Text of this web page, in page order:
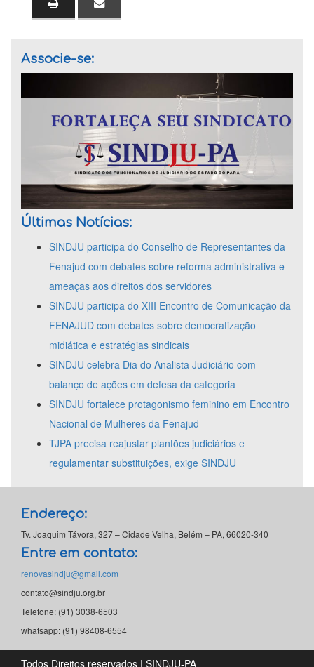
Associe-se:
Últimas Notícias:
SINDJU participa do Conselho de Representantes da
Fenajud com debates sobre reforma administrativa e
ameaças aos direitos dos servidores
SINDJU participa do XIII Encontro de Comunicação da
FENAJUD com debates sobre democratização
midiática e estratégias sindicais
SINDJU celebra Dia do Analista Judiciário com
balanço de ações em defesa da categoria
SINDJU fortalece protagonismo feminino em Encontro
Nacional de Mulheres da Fenajud
TJPA precisa reajustar plantões judiciários e
regulamentar substituições, exige SINDJU
Endereço:
Tv. Joaquim Távora, 327 – Cidade Velha, Belém – PA, 66020-340
Entre em contato:
renovasindju@gmail.com
contato@sindju.org.br
Telefone: (91) 3038-6503
whatsapp: (91) 98408-6554
Todos Direitos reservados | SINDJU-PA